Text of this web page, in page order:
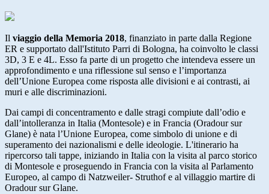
Il viaggio della Memoria 2018, finanziato in parte dalla Regione
ER e supportato dall'Istituto Parri di Bologna, ha coinvolto le classi
3D, 3 E e 4L. Esso fa parte di un progetto che intendeva essere un
approfondimento e una riflessione sul senso e l’importanza
dell’Unione Europea come risposta alle divisioni e ai contrasti, ai
muri e alle discriminazioni.
Dai campi di concentramento e dalle stragi compiute dall’odio e
dall’intolleranza in Italia (Montesole) e in Francia (Oradour sur
Glane) è nata l’Unione Europea, come simbolo di unione e di
superamento dei nazionalismi e delle ideologie. L'itinerario ha
ripercorso tali tappe, iniziando in Italia con la visita al parco storico
di Montesole e proseguendo in Francia con la visita al Parlamento
Europeo, al campo di Natzweiler- Struthof e al villaggio martire di
Oradour sur Glane.